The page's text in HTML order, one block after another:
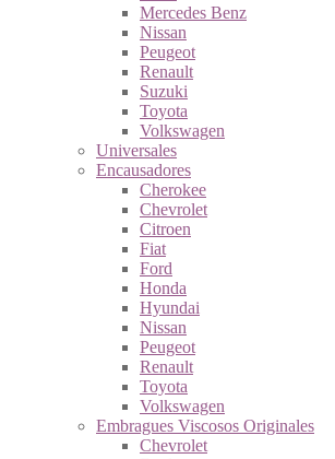
Mercedes Benz
Nissan
Peugeot
Renault
Suzuki
Toyota
Volkswagen
Universales
Encausadores
Cherokee
Chevrolet
Citroen
Fiat
Ford
Honda
Hyundai
Nissan
Peugeot
Renault
Toyota
Volkswagen
Embragues Viscosos Originales
Chevrolet